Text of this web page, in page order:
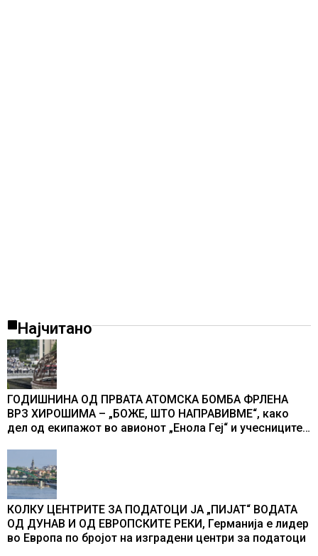
Најчитано
ГОДИШНИНА ОД ПРВАТА АТОМСКА БОМБА ФРЛЕНА
ВРЗ ХИРОШИМА – „БОЖЕ, ШТО НАПРАВИВМЕ“, како
дел од екипажот во авионот „Енола Геј“ и учесниците
промени текот на историјата
КОЛКУ ЦЕНТРИТЕ ЗА ПОДАТОЦИ ЈА „ПИЈАТ“ ВОДАТА
ОД ДУНАВ И ОД ЕВРОПСКИТЕ РЕКИ, Германија е лидер
во Европа по бројот на изградени центри за податоци